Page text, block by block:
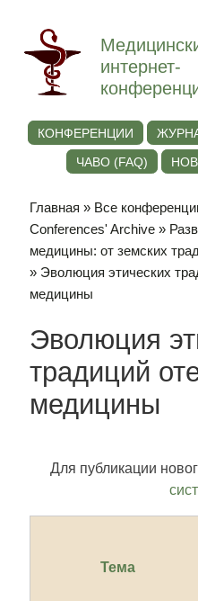
интернет-
КОНФЕРЕНЦИИ
ЧАВО (FAQ)
Главная » Все
Conferences' Archive »
медицины: от земских
» Эволюция этических
медицины
Эволюция
традиций
медицины
Для публикации
Тема